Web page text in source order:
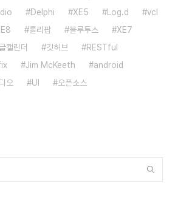
Delphi XE5 Log.d
vcl
롤리팝 블루투스
XE7
캘린더 깃허브
RESTful
Jim McKeeth
android
오 UI 오픈소스